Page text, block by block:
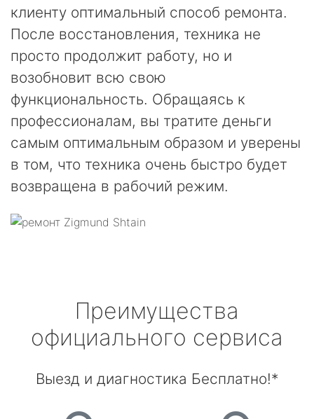
клиенту оптимальный способ ремонта.
После восстановления, техника не
просто продолжит работу, но и
возобновит всю свою
функциональность. Обращаясь к
профессионалам, вы тратите деньги
самым оптимальным образом и уверены
в том, что техника очень быстро будет
возвращена в рабочий режим.
Преимущества
официального сервиса
Выезд и диагностика Бесплатно!*